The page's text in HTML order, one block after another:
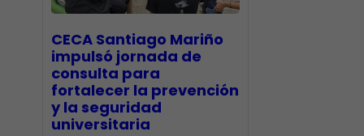
CECA Santiago Mariño
impulsó jornada de
consulta para
fortalecer la prevención
y la seguridad
universitaria